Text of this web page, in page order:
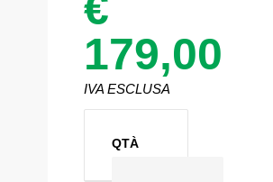
179,00
IVA ESCLUSA
QTÀ